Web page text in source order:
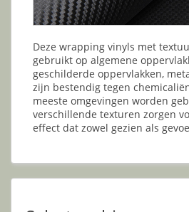
Deze wrapping vinyls met
gebruikt op algemene
geschilderde oppervlakken,
zijn bestendig tegen
meeste omgevingen worden
verschillende texturen zorgen
effect dat zowel gezien als